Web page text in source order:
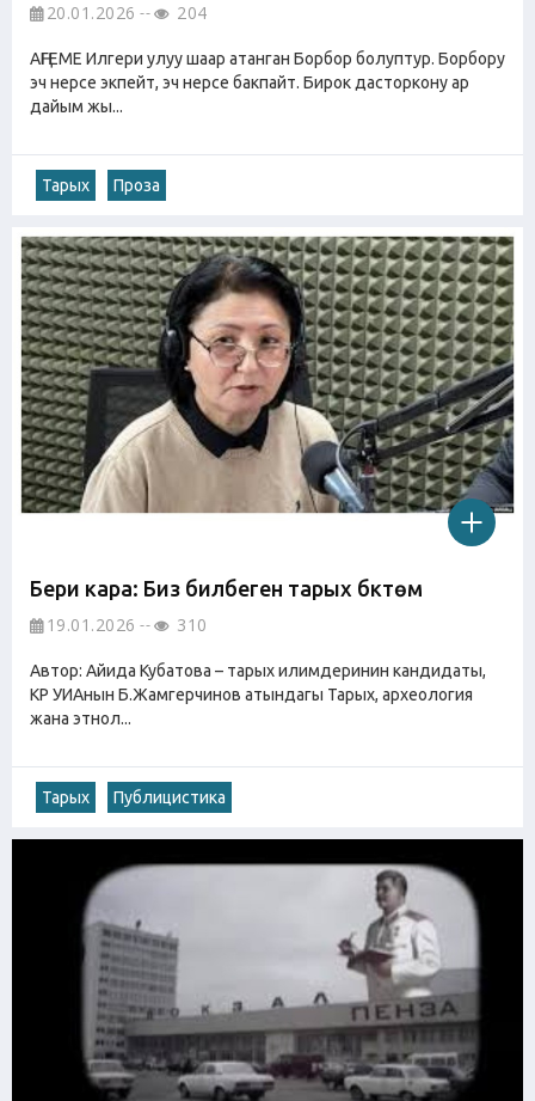
20.01.2026 204
АҢГЕМЕ Илгери улуу шаар атанган Борбор болуптур. Борбору
эч нерсе экпейт, эч нерсе бакпайт. Бирок дасторкону ар
дайым жы...
Тарых Проза
Бери кара: Биз билбеген тарых бүктөмү
19.01.2026 310
Автор: Айида Кубатова – тарых илимдеринин кандидаты,
КР УИАнын Б.Жамгерчинов атындагы Тарых, археология
жана этнол...
Тарых Публицистика